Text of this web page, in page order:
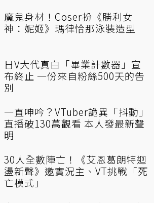
魔鬼身材！Coser扮《勝利女
神：妮姬》瑪律恰那泳裝造型
日V大代真白「畢業計數器」宣
布終止 一份來自粉絲500天的告
別
一直呻吟？VTuber詭異「抖動」
直播破130萬觀看 本人發最新聲
明
30人全數陣亡！《艾恩葛朗特迴
盪新聲》邀實況主、VT挑戰「死
亡模式」